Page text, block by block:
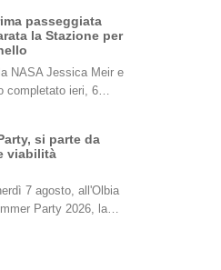
passeggiata
la Stazione per
NASA Jessica Meir e
completato ieri, 6…
si parte da
viabilità
7 agosto, all'Olbia
Party 2026, la…